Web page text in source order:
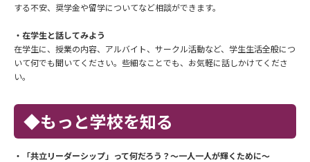
する不安、奨学金や留学についてなど相談ができます。
・在学生と話してみよう
在学生に、授業の内容、アルバイト、サークル活動など、学生生活全般につ
いて何でも聞いてください。些細なことでも、お気軽に話しかけてくださ
い。
◆もっと学校を知る
・「共立リーダーシップ」って何だろう？～一人一人が輝くために～